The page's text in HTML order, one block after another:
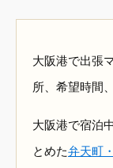
大阪港で出張
所、希望時間
大阪港で宿泊
とめた弁天町